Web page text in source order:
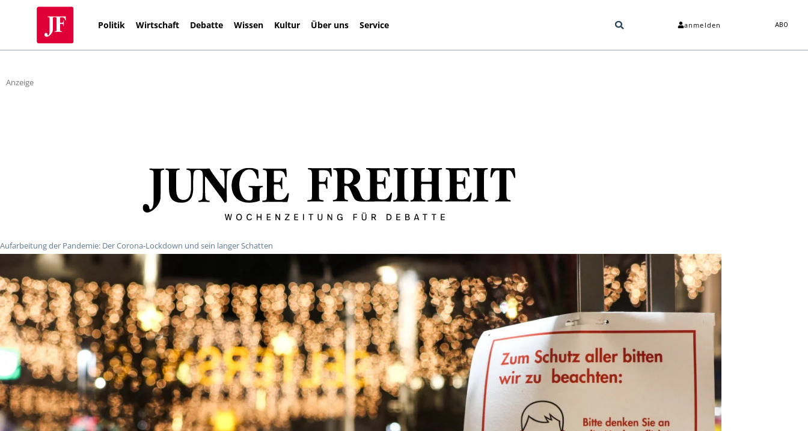
Politik Wirtschaft Debatte Wissen Kultur Über uns Service anmelden ABO
Anzeige
Aufarbeitung der Pandemie: Der Corona-Lockdown und sein langer Schatten